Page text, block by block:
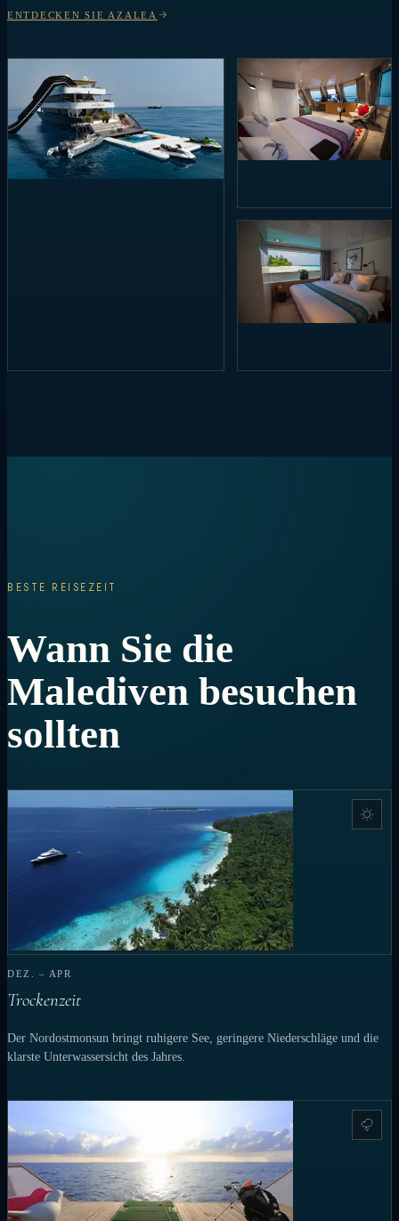
ENTDECKEN SIE AZALEA
BESTE REISEZEIT
Wann Sie die
Malediven besuchen
sollten
DEZ. – APR
Trockenzeit
Der Nordostmonsun bringt ruhigere See, geringere Niederschläge und die
klarste Unterwassersicht des Jahres.